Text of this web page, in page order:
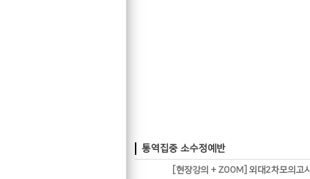
통역집중 소수정예반
[현장강의 + ZOOM] 외대2차모의고